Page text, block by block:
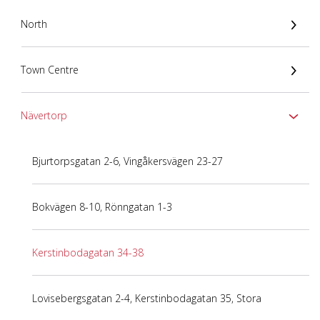
North
Town Centre
Nävertorp
Bjurtorpsgatan 2-6, Vingåkersvägen 23-27
Bokvägen 8-10, Rönngatan 1-3
Kerstinbodagatan 34-38
Lovisebergsgatan 2-4, Kerstinbodagatan 35, Stora